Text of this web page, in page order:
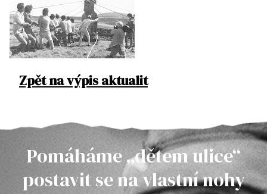
Zpět na výpis aktualit
Pomáháme „dětem ulice“
postavit se na vlastní nohy